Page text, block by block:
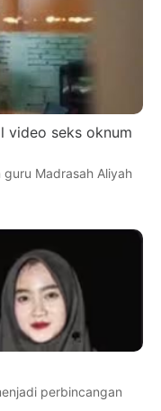
video seks oknum
Madrasah Aliyah
perbincangan